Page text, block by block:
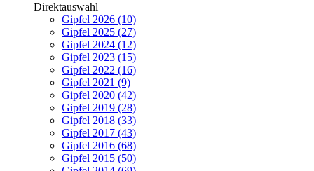
Direktauswahl
Gipfel 2026 (10)
Gipfel 2025 (27)
Gipfel 2024 (12)
Gipfel 2023 (15)
Gipfel 2022 (16)
Gipfel 2021 (9)
Gipfel 2020 (42)
Gipfel 2019 (28)
Gipfel 2018 (33)
Gipfel 2017 (43)
Gipfel 2016 (68)
Gipfel 2015 (50)